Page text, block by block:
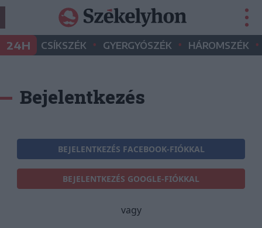
24H CSÍKSZÉK • GYERGYÓSZÉK • HÁROMSZÉK •
Bejelentkezés
BEJELENTKEZÉS FACEBOOK-FIÓKKAL
BEJELENTKEZÉS GOOGLE-FIÓKKAL
vagy